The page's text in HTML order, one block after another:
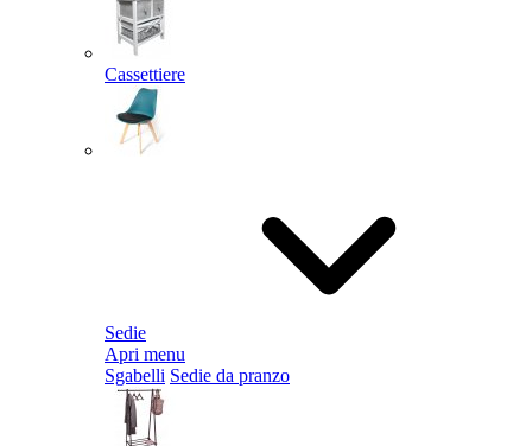
Cassettiere
Sedie
Apri menu
Sgabelli Sedie da pranzo